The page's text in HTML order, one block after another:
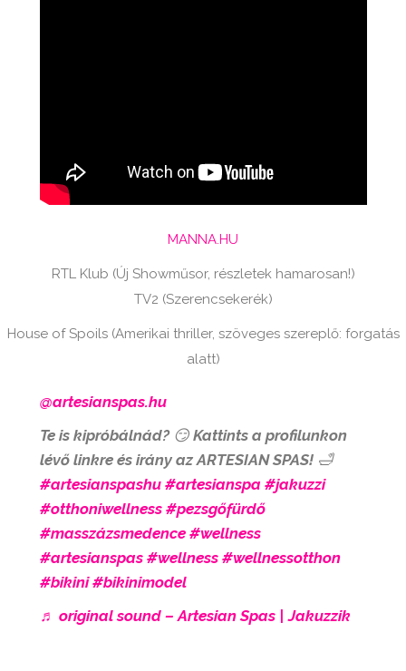
MANNA.HU
RTL Klub (Új Showműsor, részletek hamarosan!)
TV2 (Szerencsekerék)
House of Spoils (Amerikai thriller, szöveges szereplő: forgatás
alatt)
@artesianspas.hu
Te is kipróbálnád? 😏 Kattints a profilunkon
lévő linkre és irány az ARTESIAN SPAS! 🛁
#artesianspashu #artesianspa #jakuzzi
#otthoniwellness #pezsgőfürdő
#masszázsmedence #wellness
#artesianspas #wellness #wellnessotthon
#bikini #bikinimodel
♬ original sound – Artesian Spas | Jakuzzik